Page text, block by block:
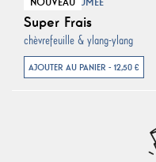
Super Frais
chèvrefeuille & ylang-ylang
AJOUTER AU PANIER - 12,50 €